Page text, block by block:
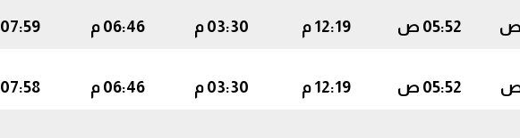
05:52 ص 12:19 م 03:30 م 06:46 م 07:59 م
05:52 ص 12:19 م 03:30 م 06:46 م 07:58 م